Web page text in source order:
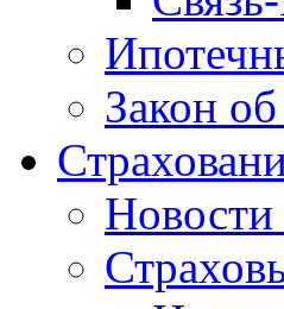
Закон
Новости